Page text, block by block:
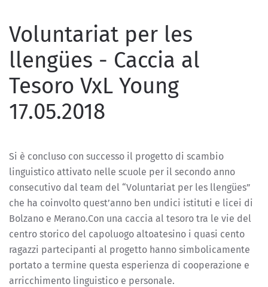
Voluntariat per les
llengües - Caccia al
Tesoro VxL Young
17.05.2018
Si è concluso con successo il progetto di scambio
linguistico attivato nelle scuole per il secondo anno
consecutivo dal team del “Voluntariat per les llengües”
che ha coinvolto quest’anno ben undici istituti e licei di
Bolzano e Merano.Con una caccia al tesoro tra le vie del
centro storico del capoluogo altoatesino i quasi cento
ragazzi partecipanti al progetto hanno simbolicamente
portato a termine questa esperienza di cooperazione e
arricchimento linguistico e personale.